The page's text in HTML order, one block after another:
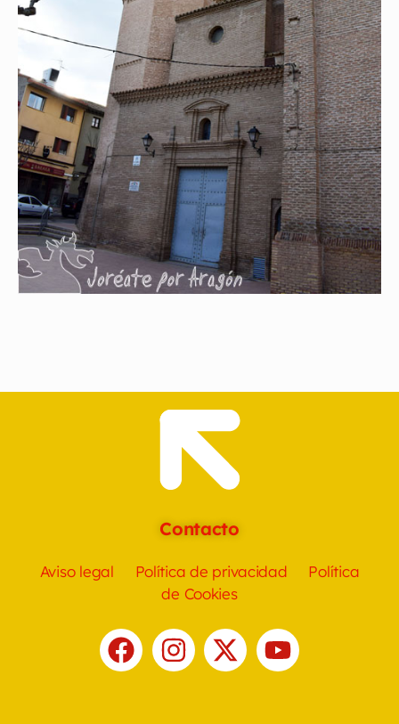
Contacto
Aviso legal Política de privacidad
Política
de Cookies